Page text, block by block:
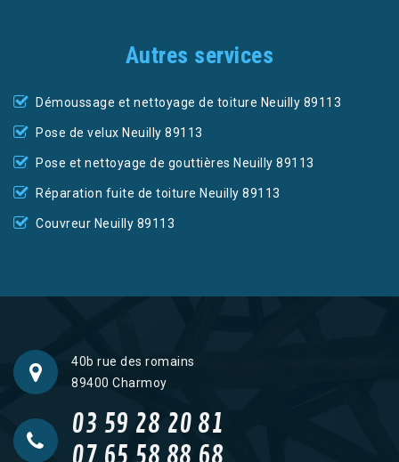
Autres services
Démoussage et nettoyage de toiture Neuilly 89113
Pose de velux Neuilly 89113
Pose et nettoyage de gouttières Neuilly 89113
Réparation fuite de toiture Neuilly 89113
Couvreur Neuilly 89113
40b rue des romains
89400 Charmoy
03 59 28 20 81